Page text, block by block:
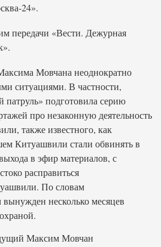
24».
передачи «Вести. Дежурная
Мовчана неоднократно
ситуациями. В частности,
подготовила серию
про незаконную деятельность
также известного, как
Китуашвили стали обвинять в
в эфир материалов, с
расправиться
По словам
несколько месяцев